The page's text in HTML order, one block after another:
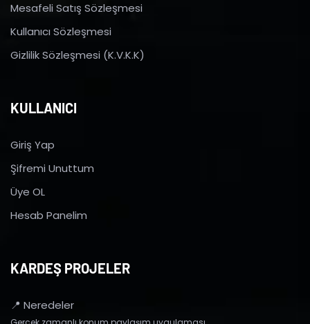
Mesafeli Satış Sözleşmesi
Kullanıcı Sözleşmesi
Gizlilik Sözleşmesi (K.V.K.K)
KULLANICI
Giriş Yap
Şifremi Unuttum
Üye OL
Hesab Panelim
KARDEŞ PROJELER
📍 Neredeler